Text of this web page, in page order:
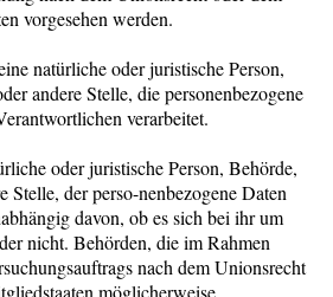
vorgesehen werden.
natürliche oder juristische Person,
andere Stelle, die personenbezogene
verarbeitet.
oder juristische Person, Behörde,
Stelle, der perso-nenbezogene Daten
davon, ob es sich bei ihr um
nicht. Behörden, die im Rahmen
nach dem Unionsrecht
möglicherweise